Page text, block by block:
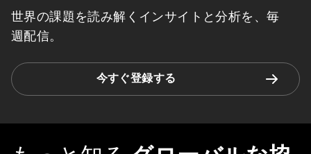
世界の課題を読み解くインサイトと分析を、毎
週配信。
今すぐ登録する